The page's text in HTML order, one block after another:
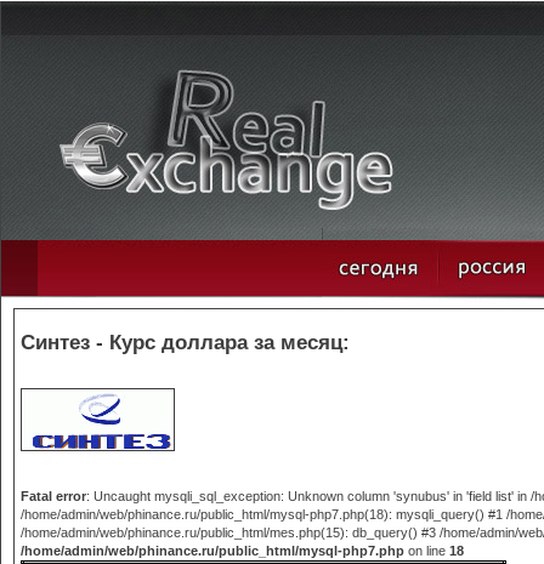
Синтез - Курс доллара за месяц:
Fatal error: Uncaught mysqli_sql_exception: Unknown column 'synubus' in 'field list' in
/home/admin/web/phinance.ru/public_html/mysql-php7.php(18): mysqli_query() #1 /
/home/admin/web/phinance.ru/public_html/mes.php(15): db_query() #3 /home/admin/
/home/admin/web/phinance.ru/public_html/mysql-php7.php on line 18